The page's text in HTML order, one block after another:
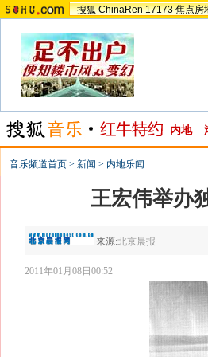
搜狐 ChinaRen 17173 焦点房
内地
音乐频道首页 > 新闻 > 内地乐闻
王宏伟举办
来源:北京晨报
2011年01月08日00:52